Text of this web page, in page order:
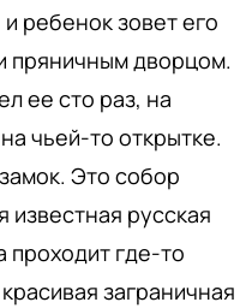
ребенок зовет его
пряничным дворцом.
ее сто раз, на
чьей-то открытке.
Это собор
известная русская
проходит где-то
заграничная